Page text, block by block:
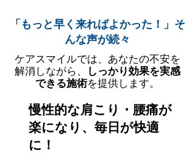
「もっと早く来ればよかった！」そ
んな声が続々
ケアスマイルでは、あなたの不安を
解消しながら、
しっかり効果を実感
できる施術を提供します。
慢性的な肩こり・腰痛が
楽になり、毎日が快適
に！